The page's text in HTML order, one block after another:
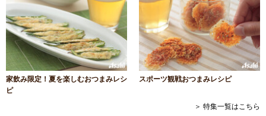
家飲み限定！夏を楽しむおつまみレシ
ピ
スポーツ観戦おつまみレシピ
＞ 特集一覧はこちら